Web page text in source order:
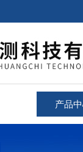
产品